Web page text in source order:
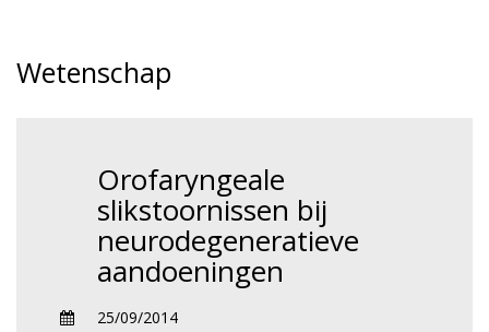
Wetenschap
Orofaryngeale
slikstoornissen bij
neurodegeneratieve
aandoeningen
25/09/2014